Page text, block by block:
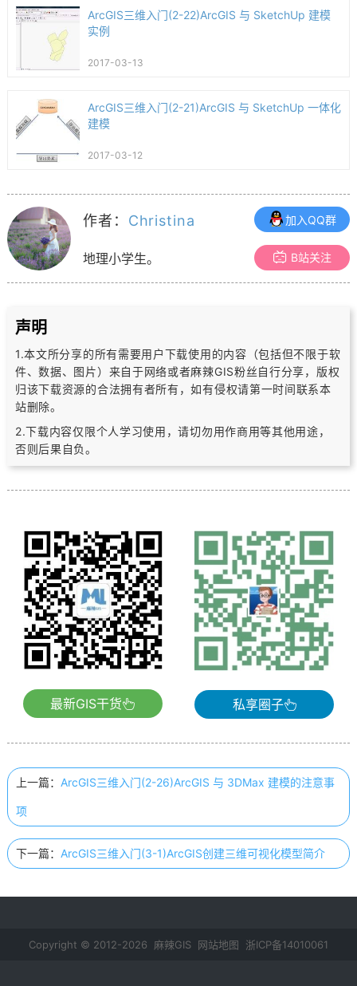
ArcGIS三维入门(2-22)ArcGIS 与 SketchUp 建模
实例
2017-03-13
ArcGIS三维入门(2-21)ArcGIS 与 SketchUp 一体化
建模
2017-03-12
作者： Christina
地理小学生。
加入QQ群
B站关注
声明
1.本文所分享的所有需要用户下载使用的内容（包括但不限于软
件、数据、图片） 来自于网络或者麻辣GIS粉丝自行分享，版权
归该下载资源的合法拥有者所有，如有侵权请第一时间联系本
站删除。
2.下载内容仅限个人学习使用，请切勿用作商用等其他用途，
否则后果自负。
最新GIS干货 私享圈子
上一篇： ArcGIS三维入门(2-26)ArcGIS 与 3DMax 建模的注意事
项
下一篇： ArcGIS三维入门(3-1)ArcGIS创建三维可视化模型简介
Copyright © 2012-2026 麻辣GIS 网站地图 浙ICP备14010061